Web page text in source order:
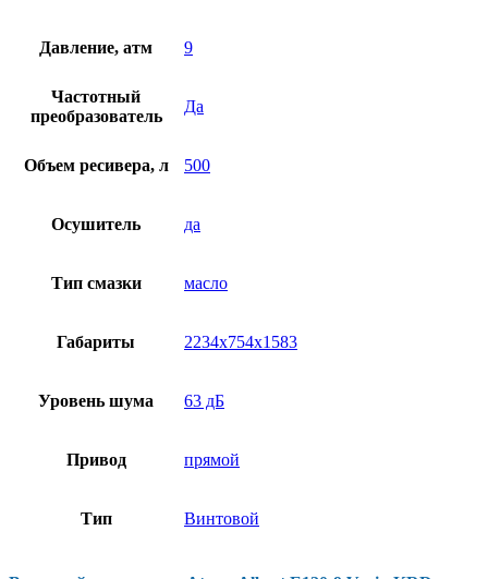
Давление, атм 9
Частотный
преобразователь
Да
Объем ресивера, л 500
Осушитель да
Тип смазки масло
Габариты 2234x754x1583
Уровень шума 63 дБ
Привод прямой
Тип Винтовой